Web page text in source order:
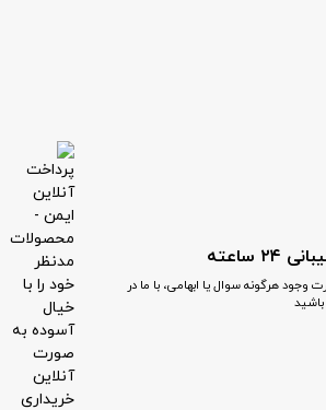
۲۴ ساعته
وجود هرگونه سوال یا ابهامی، با ما در